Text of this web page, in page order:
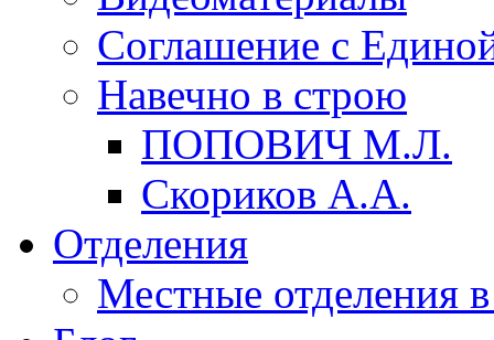
Соглашение с
Навечно в строю
ПОПОВИЧ М.Л.
Скориков А.А.
Отделения
Местные отделения